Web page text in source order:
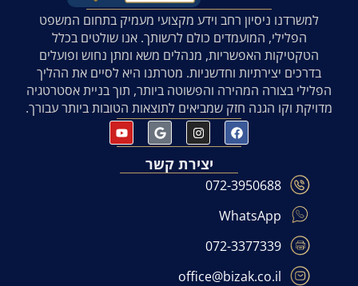
למשרדנו ניסיון רחב וידע מקצועי מעמיק בתחום המשפט
הפלילי, המועמדים כולם לרשותך. אנו שולטים בכלל
הטקטיקות האפשריות, מנהלים משא ומתן נחוש ופועלים
בדרכים יצירתיות וחדשניות. מטרתנו היא לסיים את ההליך
הפלילי בצורה המהירה והפשוטה ביותר, תוך בניית אסטרטגיה
מדויקת וקו הגנה חזק שמביאים לתוצאות הטובות ביותר עבורך.
יצירת קשר
072-3950688
WhatsApp
072-3377339
office@bizak.co.il